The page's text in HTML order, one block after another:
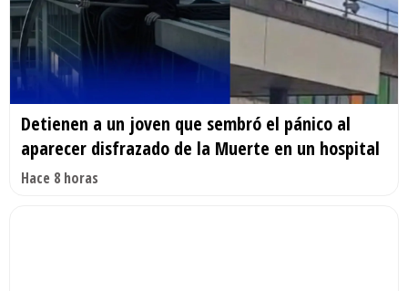
Detienen a un joven que sembró el pánico al
aparecer disfrazado de la Muerte en un hospital
Hace 8 horas